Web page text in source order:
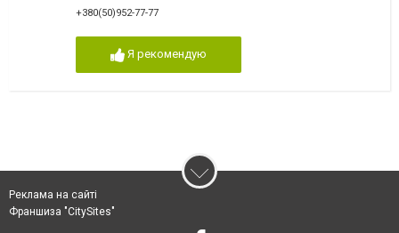
+380(50)952-77-77
Я рекомендую
Реклама на сайті
Франшиза "CitySites"